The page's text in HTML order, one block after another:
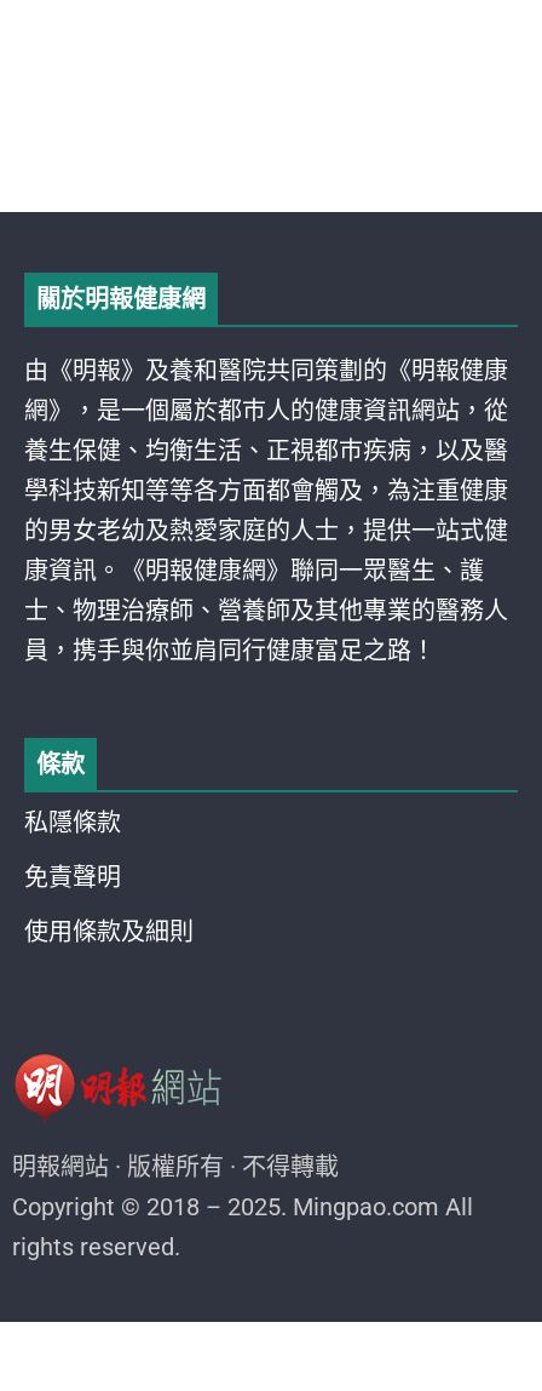
關於明報健康網
由《明報》及養和醫院共同策劃的《明報健康
網》，是一個屬於都巿人的健康資訊網站，從
養生保健、均衡生活、正視都巿疾病，以及醫
學科技新知等等各方面都會觸及，為注重健康
的男女老幼及熱愛家庭的人士，提供一站式健
康資訊。《明報健康網》聯同一眾醫生、護
士、物理治療師、營養師及其他專業的醫務人
員，携手與你並肩同行健康富足之路！
條款
私隱條款
免責聲明
使用條款及細則
明報網站 · 版權所有 · 不得轉載
Copyright © 2018 – 2025. Mingpao.com All
rights reserved.